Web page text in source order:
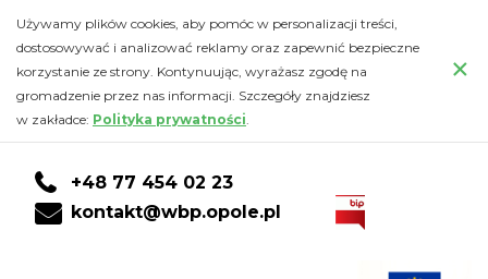
Główna
Wojewódzka
Biblioteka
Publiczna
do
głównej
treści
DO
KONTA
CZYTELNIKA
DO
WYSZUKIWARKI
do
stopki
Używamy plików cookies, aby pomóc w personalizacji treści,
dostosowywać i analizować reklamy oraz zapewnić bezpieczne
korzystanie ze strony. Kontynuując, wyrażasz zgodę na
gromadzenie przez nas informacji. Szczegóły znajdziesz
w zakładce: Polityka prywatności.
×
+48 77 454 02 23
kontakt@wbp.opole.pl